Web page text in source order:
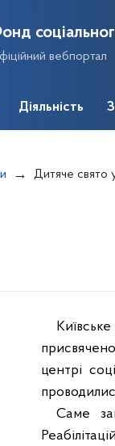
вебпортал
Діяльність
Дитяче свято
центрі
Саме